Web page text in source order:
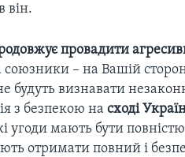
він.
провадити
– на Вашій
будуть визнавати
з безпекою на сході
угоди мають бути
отримати повний і